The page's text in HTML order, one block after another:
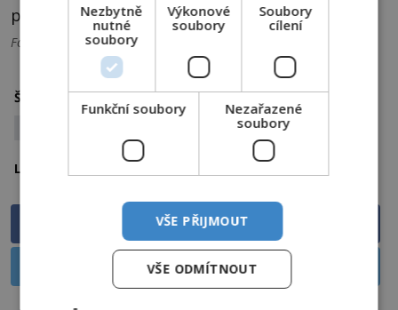
postav?
Foto: CC
Štítky: Buddha
nabozenstvi
Lokalita: Srí Lanka
Sdílet na Facebooku
Sdílet na X
Nezbytně
nutné
soubory
Výkonové
soubory
Soubory
cílení
Funkční soubory
Nezařazené
soubory
VŠE PŘIJMOUT
VŠE ODMÍTNOUT